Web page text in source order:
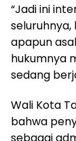
“Jadi ini
apapun
hukumnya
sedang
Wali Kota
bahwa